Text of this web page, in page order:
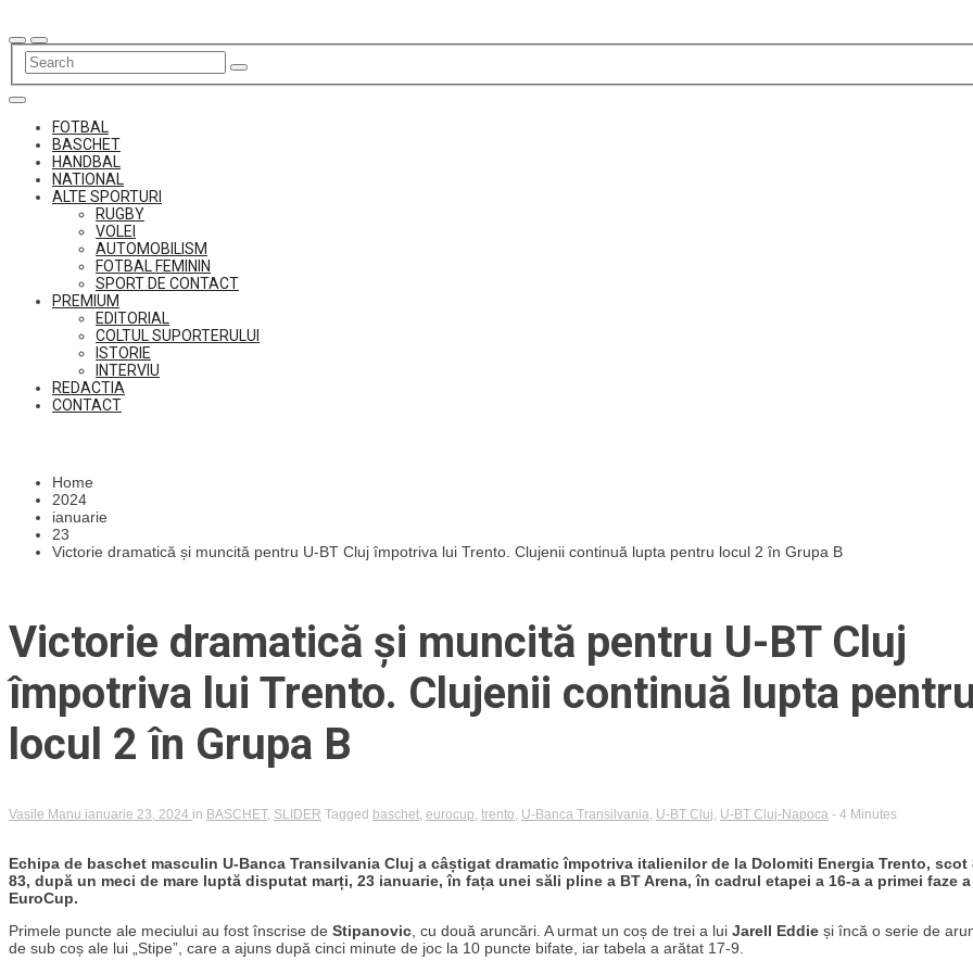
to
content
FOTBAL
BASCHET
HANDBAL
NATIONAL
ALTE SPORTURI
RUGBY
VOLEI
AUTOMOBILISM
FOTBAL FEMININ
SPORT DE CONTACT
PREMIUM
EDITORIAL
COLTUL SUPORTERULUI
ISTORIE
INTERVIU
REDACTIA
CONTACT
Home
2024
ianuarie
23
Victorie dramatică și muncită pentru U-BT Cluj împotriva lui Trento. Clujenii continuă lupta pentru locul 2 în Grupa B
Victorie dramatică și muncită pentru U-BT Cluj
împotriva lui Trento. Clujenii continuă lupta
locul 2 în Grupa B
Vasile Manu ianuarie 23, 2024 in BASCHET, SLIDER Tagged baschet eurocup trento U-Banca Transilvania U-BT Cluj U-BT Cluj-Napoca - 4 Minutes
Echipa de baschet masculin U-Banca Transilvania Cluj a câștigat dramatic împotriva italienilor de la Dolomiti Energia Trento, scot
83, după un meci de mare luptă disputat marți, 23 ianuarie, în fața unei săli pline a BT Arena, în cadrul etapei a 16-a a primei faze a
EuroCup.
Primele puncte ale meciului au fost înscrise de Stipanovic , cu două aruncări. A urmat un coș de trei a lui Jarell Eddie și încă o serie de
de sub coș ale lui „Stipe”, care a ajuns după cinci minute de joc la 10 puncte bifate, iar tabela a arătat 17-9.